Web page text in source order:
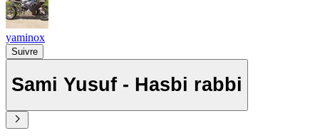
yaminox
Suivre
Sami Yusuf - Hasbi rabbi